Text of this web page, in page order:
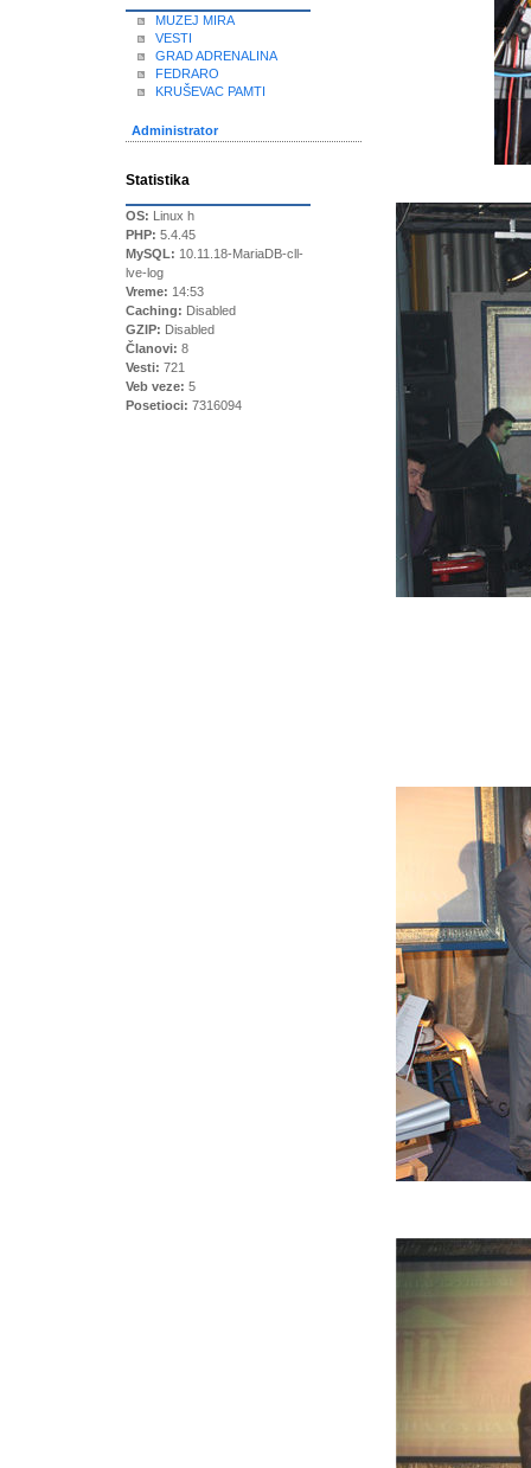
MUZEJ MIRA
VESTI
GRAD ADRENALINA
FEDRARO
KRUŠEVAC PAMTI
Administrator
Statistika
OS: Linux h
PHP: 5.4.45
MySQL: 10.11.18-MariaDB-cll-
lve-log
Vreme: 14:53
Caching: Disabled
GZIP: Disabled
Članovi: 8
Vesti: 721
Veb veze: 5
Posetioci: 7316094